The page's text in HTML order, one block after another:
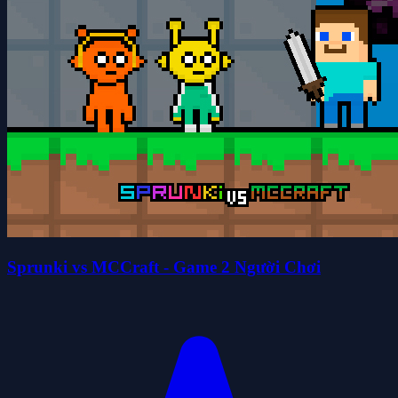
Sprunki vs MCCraft - Game 2 Người Chơi